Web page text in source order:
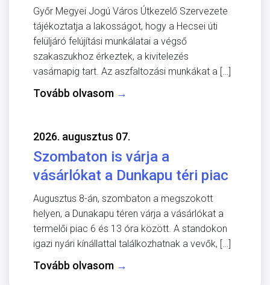
Győr Megyei Jogú Város Útkezelő Szervezete
tájékoztatja a lakosságot, hogy a Hecsei úti
felüljáró felújítási munkálatai a végső
szakaszukhoz érkeztek, a kivitelezés
vasárnapig tart. Az aszfaltozási munkákat a […]
Tovább olvasom →
2026. augusztus 07.
Szombaton is várja a
vásárlókat a Dunkapu téri piac
Augusztus 8-án, szombaton a megszokott
helyen, a Dunakapu téren várja a vásárlókat a
termelői piac 6 és 13 óra között. A standokon
igazi nyári kínállattal találkozhatnak a vevők, […]
Tovább olvasom →